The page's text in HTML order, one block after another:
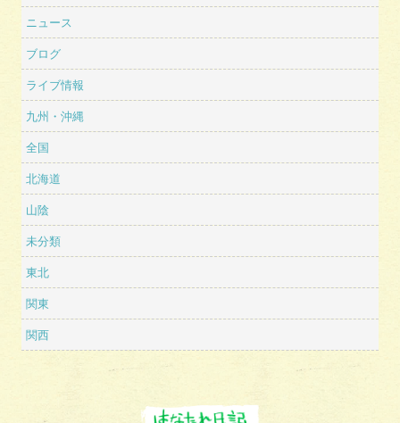
ニュース
ブログ
ライブ情報
九州・沖縄
全国
北海道
山陰
未分類
東北
関東
関西